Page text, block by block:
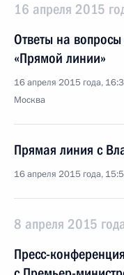
16 апреля 2015
Ответы на
«Прямой линии»
16 апреля 2015 года,
Москва
Прямая линия с
16 апреля 2015 года,
8 апреля 2015
Пресс-